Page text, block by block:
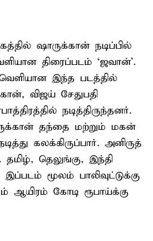
ஷாருக்கான் நடிப்பில்
திரைப்படம் ‘ஜ​வான்’.
இந்த படத்தில்
விஜய் சேதுபதி
நடித்திருந்தனர்.
தந்தை மற்றும் மகன்
கலக்கிருப்பார். அனிருத்
தெலுங்​கு, இந்தி
மூலம் பாலிவுட்​டுக்கு
ஆயிரம் கோடி ரூபாய்க்கு